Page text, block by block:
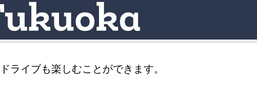
ライブも楽しむことができます。